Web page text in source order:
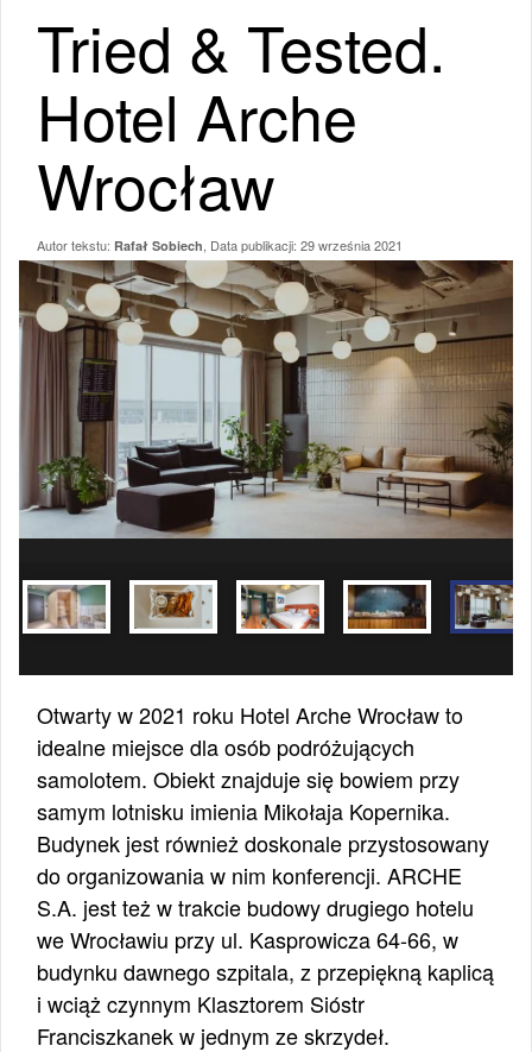
Tried & Tested.
Hotel Arche
Wrocław
Autor tekstu: Rafał Sobiech , Data publikacji: 29 września 2021
Otwarty w 2021 roku Hotel Arche Wrocław to
idealne miejsce dla osób podróżujących
samolotem. Obiekt znajduje się bowiem przy
samym lotnisku imienia Mikołaja Kopernika.
Budynek jest również doskonale przystosowany
do organizowania w nim konferencji. ARCHE
S.A. jest też w trakcie budowy drugiego hotelu
we Wrocławiu przy ul. Kasprowicza 64-66, w
budynku dawnego szpitala, z przepiękną kaplicą
i wciąż czynnym Klasztorem Sióstr
Franciszkanek w jednym ze skrzydeł.